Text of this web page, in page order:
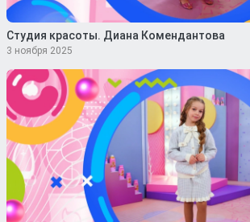
Студия красоты. Диана Комендантова
3 ноября 2025